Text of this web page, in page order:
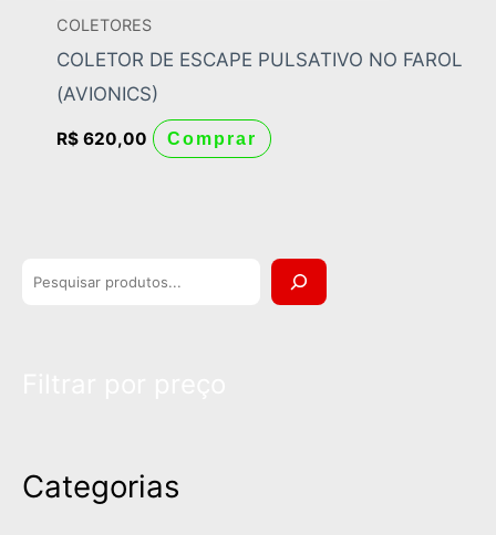
s
Categorias
COLETORES
COLETOR DE ESCAPE PULSATIVO NO FAROL
(AVIONICS)
R$ 620,00 Comprar